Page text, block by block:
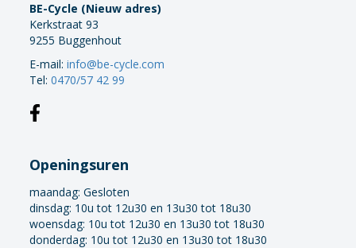
BE-Cycle (Nieuw adres)
Kerkstraat 93
9255 Buggenhout
E-mail:info@be-cycle.com
Tel:0470/57 42 99
Openingsuren
maandag:Gesloten
dinsdag: 10u tot 12u30 en 13u30 tot 18u30
woensdag: 10u tot 12u30 en 13u30 tot 18u30
donderdag: 10u tot 12u30 en 13u30 tot 18u30